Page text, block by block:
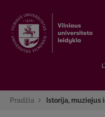
Pradžia Istorija,